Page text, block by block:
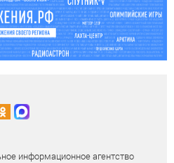
информационное агентство